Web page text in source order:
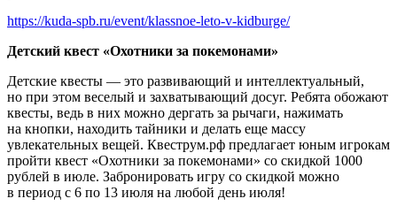
https://kuda-spb.ru/event/klassnoe-leto-v-kidburge/
Детский квест «Охотники за покемонами»
Детские квесты — это развивающий и интеллектуальный,
но при этом веселый и захватывающий досуг. Ребята обожают
квесты, ведь в них можно дергать за рычаги, нажимать
на кнопки, находить тайники и делать еще массу
увлекательных вещей. Квеструм.рф предлагает юным игрокам
пройти квест «Охотники за покемонами» со скидкой 1000
рублей в июле. Забронировать игру со скидкой можно
в период с 6 по 13 июля на любой день июля!